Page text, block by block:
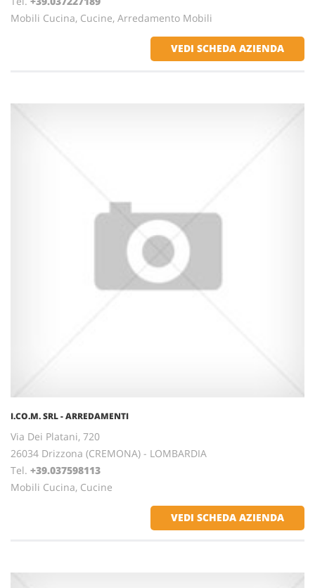
Mobili Cucina, Cucine, Arredamento Mobili
VEDI SCHEDA AZIENDA
I.CO.M. SRL - ARREDAMENTI
Via Dei Platani, 720
26034 Drizzona (CREMONA) - LOMBARDIA
Tel. +39.037598113
Mobili Cucina, Cucine
VEDI SCHEDA AZIENDA